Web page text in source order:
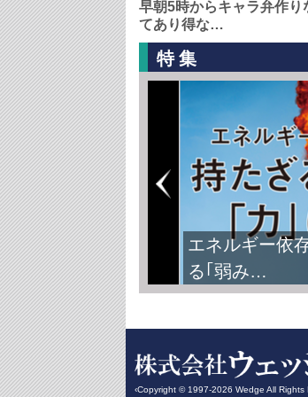
早朝5時からキャラ弁作り
てあり得な…
特集
エネルギー依
る｢弱み…
‹Copyright © 1997-2026 Wedge All Rights